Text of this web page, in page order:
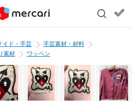
イド・手芸
手芸素材・材料
素材 ワッペン